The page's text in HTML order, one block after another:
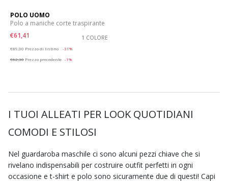
POLO UOMO
Polo a maniche corte traspirante
€61,41
1 COLORE
€89,00 Prezzo di listino
-31%
€62,30 Prezzo precedente -1%
I TUOI ALLEATI PER LOOK QUOTIDIANI
COMODI E STILOSI
Nel guardaroba maschile ci sono alcuni pezzi chiave che si
rivelano indispensabili per costruire outfit perfetti in ogni
occasione e t-shirt e polo sono sicuramente due di questi! Capi